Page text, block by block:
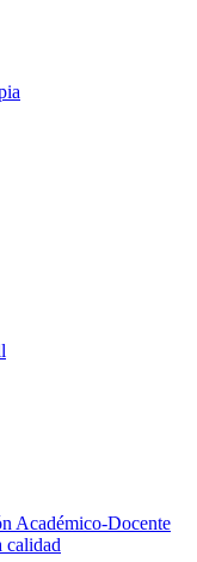
Académico-Docente
calidad